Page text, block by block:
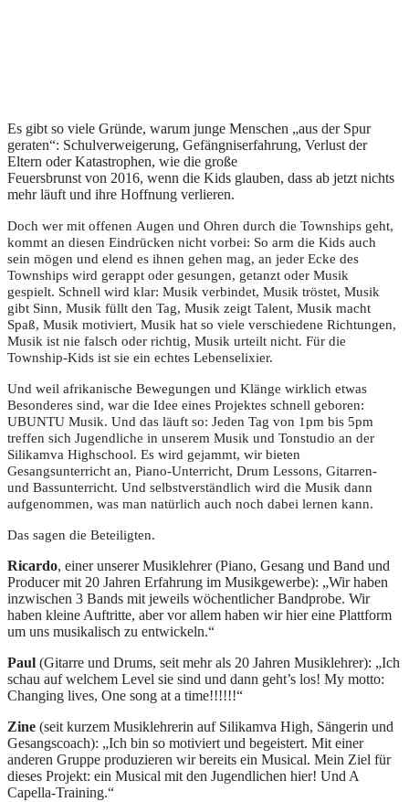
Es gibt so viele Gründe, warum junge Menschen „aus der Spur
geraten“: Schulverweigerung, Gefängniserfahrung, Verlust der
Eltern oder Katastrophen, wie die große
Feuersbrunst von 2016, wenn die Kids glauben, dass ab jetzt nichts
mehr läuft und ihre Hoffnung verlieren.
Doch wer mit offenen Augen und Ohren durch die Townships geht,
kommt an diesen Eindrücken nicht vorbei: So arm die Kids auch
sein mögen und elend es ihnen gehen mag, an jeder Ecke des
Townships wird gerappt oder gesungen, getanzt oder Musik
gespielt. Schnell wird klar: Musik verbindet, Musik tröstet, Musik
gibt Sinn, Musik füllt den Tag, Musik zeigt Talent, Musik macht
Spaß, Musik motiviert, Musik hat so viele verschiedene Richtungen,
Musik ist nie falsch oder richtig, Musik urteilt nicht. Für die
Township-Kids ist sie ein echtes Lebenselixier.
Und weil afrikanische Bewegungen und Klänge wirklich etwas
Besonderes sind, war die Idee eines Projektes schnell geboren:
UBUNTU Musik. Und das läuft so: Jeden Tag von 1pm bis 5pm
treffen sich Jugendliche in unserem Musik und Tonstudio an der
Silikamva Highschool. Es wird gejammt, wir bieten
Gesangsunterricht an, Piano-Unterricht, Drum Lessons, Gitarren-
und Bassunterricht. Und selbstverständlich wird die Musik dann
aufgenommen, was man natürlich auch noch dabei lernen kann.
Das sagen die Beteiligten.
Ricardo, einer unserer Musiklehrer (Piano, Gesang und Band und
Producer mit 20 Jahren Erfahrung im Musikgewerbe): „Wir haben
inzwischen 3 Bands mit jeweils wöchentlicher Bandprobe. Wir
haben kleine Auftritte, aber vor allem haben wir hier eine Plattform
um uns musikalisch zu entwickeln.“
Paul (Gitarre und Drums, seit mehr als 20 Jahren Musiklehrer): „Ich
schau auf welchem Level sie sind und dann geht’s los! My motto:
Changing lives, One song at a time!!!!!!“
Zine (seit kurzem Musiklehrerin auf Silikamva High, Sängerin und
Gesangscoach): „Ich bin so motiviert und begeistert. Mit einer
anderen Gruppe produzieren wir bereits ein Musical. Mein Ziel für
dieses Projekt: ein Musical mit den Jugendlichen hier! Und A
Capella-Training.“